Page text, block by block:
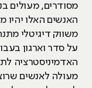
מסודרים, מעולים
האנשים האלו יהיו
משווק דיגיטלי
על סדר וארגון
האדמיניסטרציה
מעולה לאנשים